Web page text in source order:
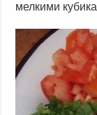
мелкими